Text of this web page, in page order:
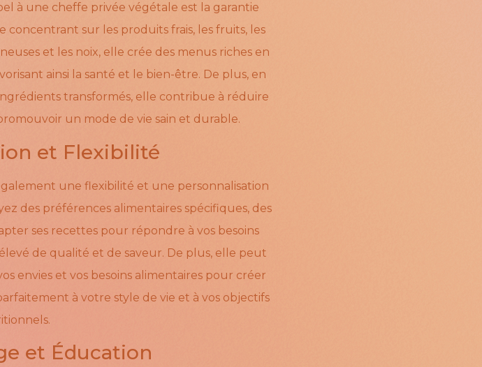
à une cheffe privée végétale est la garantie
concentrant sur les produits frais, les fruits, les
et les noix, elle crée des menus riches en
ainsi la santé et le bien-être. De plus, en
transformés, elle contribue à réduire
un mode de vie sain et durable.
et Flexibilité
une flexibilité et une personnalisation
des préférences alimentaires spécifiques, des
ses recettes pour répondre à vos besoins
de qualité et de saveur. De plus, elle peut
envies et vos besoins alimentaires pour créer
à votre style de vie et à vos objectifs
et Éducation